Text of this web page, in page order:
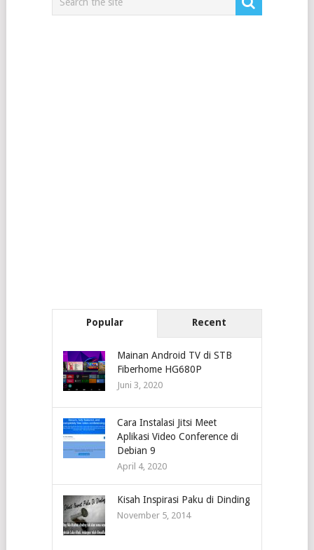
Popular Recent
Mainan Android TV di STB
Fiberhome HG680P
Juni 3, 2020
Cara Instalasi Jitsi Meet
Aplikasi Video Conference di
Debian 9
April 4, 2020
Kisah Inspirasi Paku di Dinding
November 5, 2014